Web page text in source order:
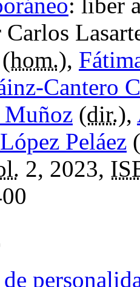
: liber
Carlos
(hom.),
Cantero
Muñoz (dir.),
Peláez (
2, 2023,